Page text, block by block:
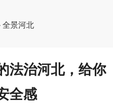
全景河北
法治河北，给你
全感